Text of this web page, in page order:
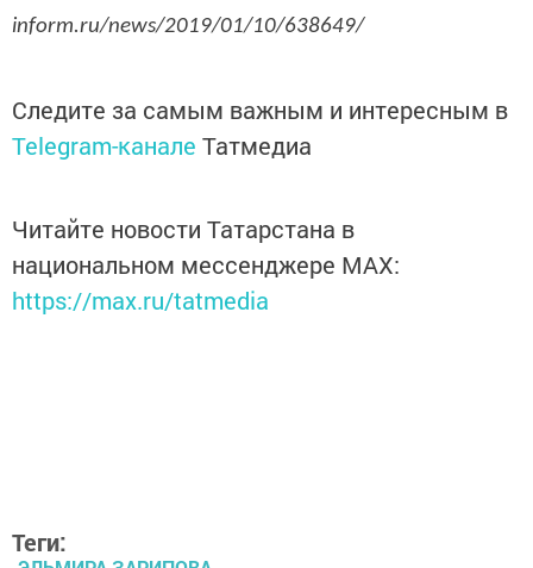
inform.ru/news/2019/01/10/638649/
Следите за самым важным и интересным в
Telegram-канале Татмедиа
Читайте новости Татарстана в
национальном мессенджере MАХ:
https://max.ru/tatmedia
Теги: